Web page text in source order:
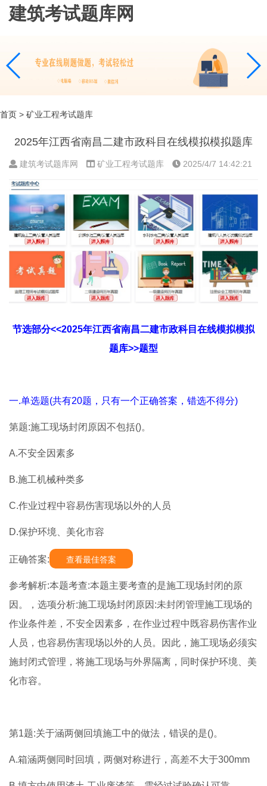
建筑考试题库网
首页 > 矿业工程考试题库
2025年江西省南昌二建市政科目在线模拟模拟题库
建筑考试题库网 矿业工程考试题库 2025/4/7 14:42:21
节选部分<<2025年江西省南昌二建市政科目在线模拟模拟
题库>>题型
一.单选题(共有20题，只有一个正确答案，错选不得分)
第题:施工现场封闭原因不包括()。
A.不安全因素多
B.施工机械种类多
C.作业过程中容易伤害现场以外的人员
D.保护环境、美化市容
正确答案: 查看最佳答案
参考解析:本题考查:本题主要考查的是施工现场封闭的原
因。，选项分析:施工现场封闭原因:未封闭管理施工现场的
作业条件差，不安全因素多，在作业过程中既容易伤害作业
人员，也容易伤害现场以外的人员。因此，施工现场必须实
施封闭式管理，将施工现场与外界隔离，同时保护环境、美
化市容。
第1题:关于涵两侧回填施工中的做法，错误的是()。
A.箱涵两侧同时回填，两侧对称进行，高差不大于300mm